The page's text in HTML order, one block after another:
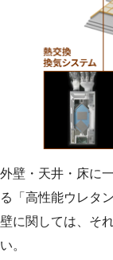
外壁・天井・床に
る「高性能ウレタ
壁に関しては、そ
い。